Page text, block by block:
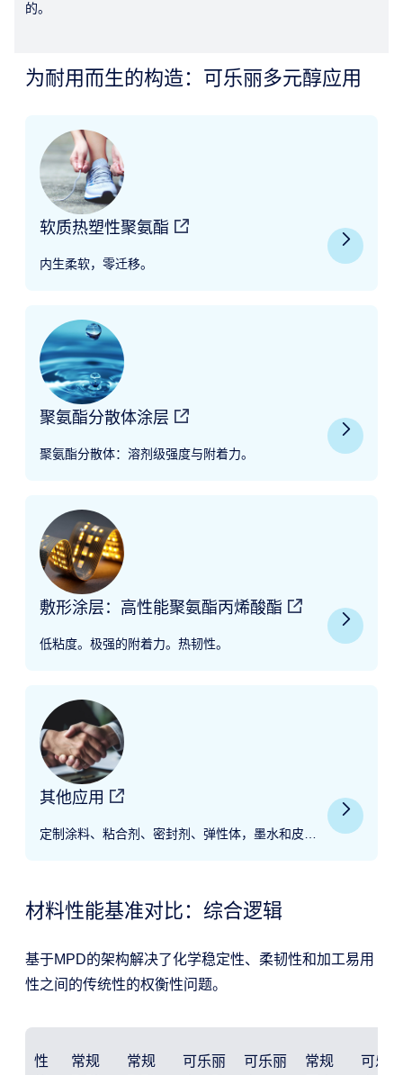
的。
为耐用而生的构造：可乐丽多元醇应用
软质热塑性聚氨酯
内生柔软，零迁移。
聚氨酯分散体涂层
聚氨酯分散体：溶剂级强度与附着力。
敷形涂层：高性能聚氨酯丙烯酸酯
低粘度。极强的附着力。热韧性。
其他应用
定制涂料、粘合剂、密封剂、弹性体，墨水和皮
材料性能基准对比：综合逻辑
基于MPD的架构解决了化学稳定性、柔韧性和加工易用
性之间的传统性的权衡性问题。
性
常规
常规
可乐丽
可乐丽
常规
可乐丽